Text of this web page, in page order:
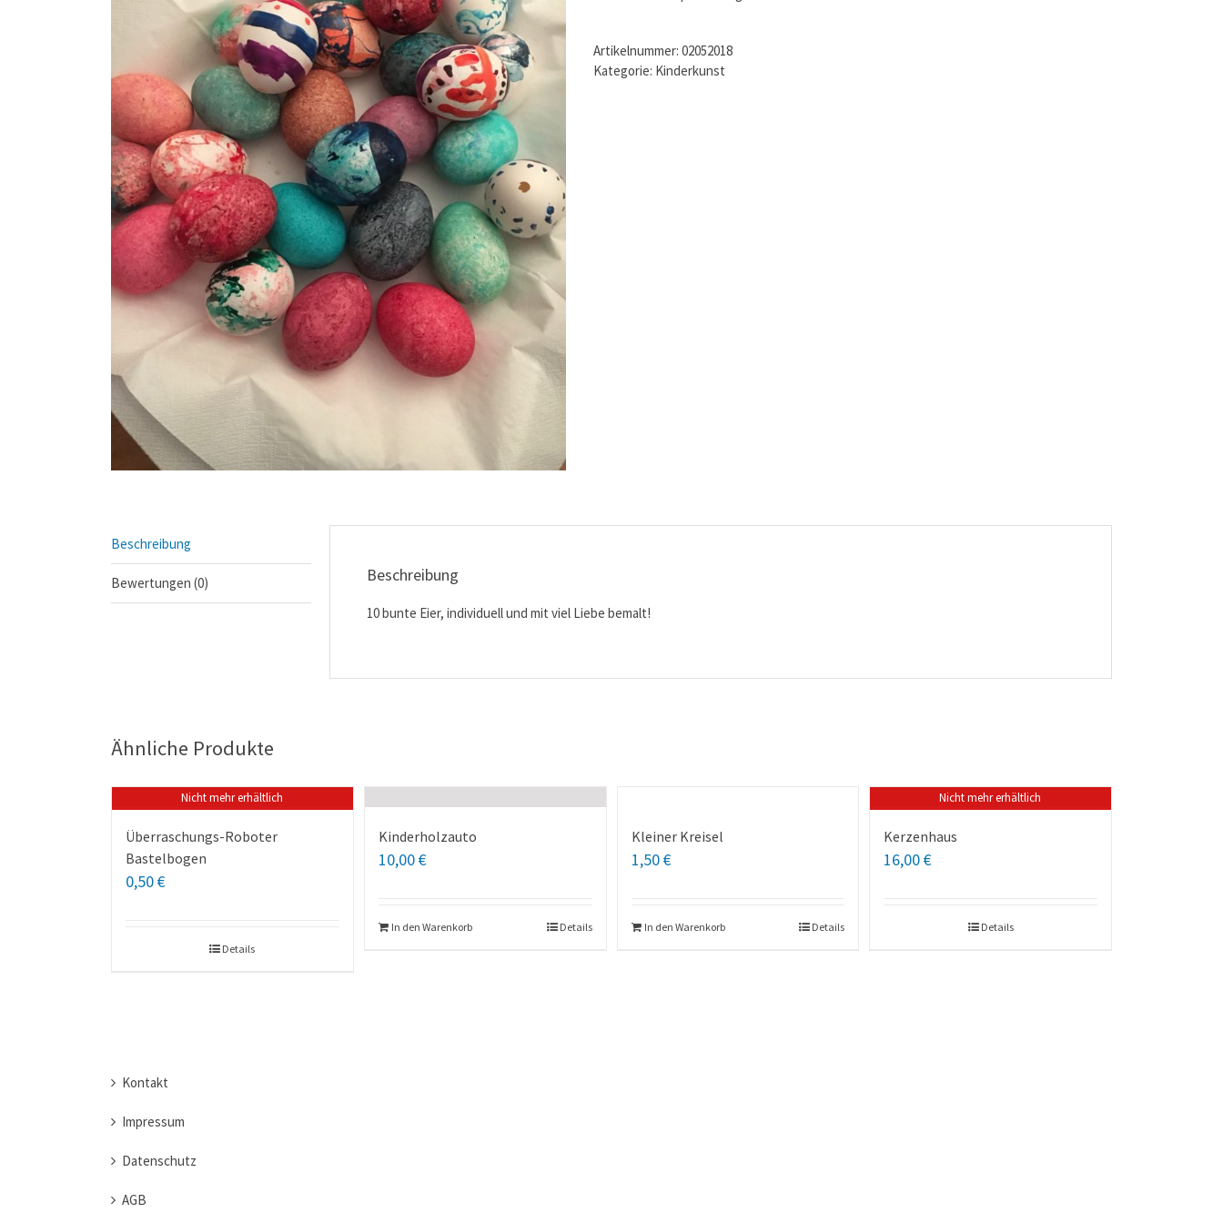
Artikelnummer: 02052018
Kategorie: Kinderkunst
Beschreibung
Bewertungen (0) Beschreibung
10 bunte Eier, individuell und mit viel Liebe bemalt!
Ähnliche Produkte
Nicht mehr erhältlich
Überraschungs-Roboter
Bastelbogen
0,50€
Details
Kinderholzauto
10,00€
In den Warenkorb Details
Kleiner Kreisel
1,50€
In den Warenkorb Details
Nicht mehr erhältlich
Kerzenhaus
16,00€
Details
Kontakt
Impressum
Datenschutz
AGB